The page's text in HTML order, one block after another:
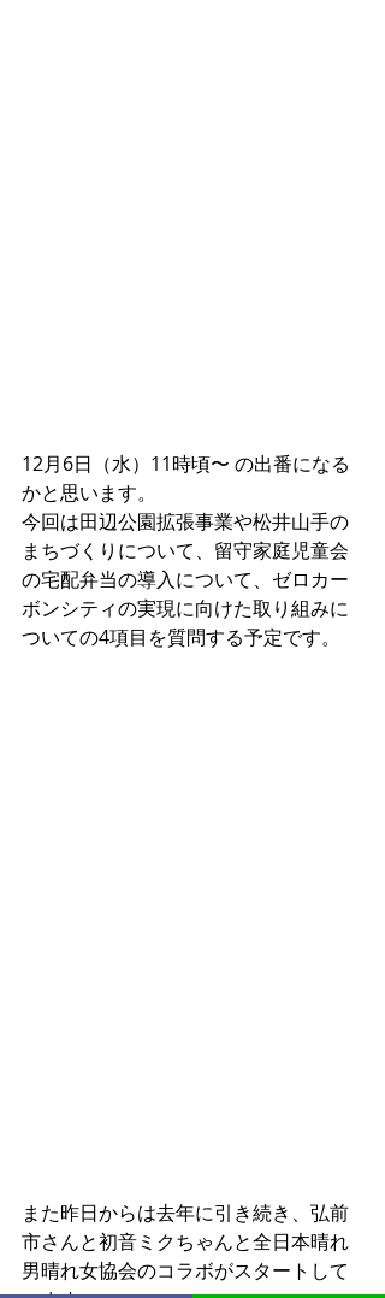
12月6日（水）11時頃〜 の出番になる
かと思います。
今回は田辺公園拡張事業や松井山手の
まちづくりについて、留守家庭児童会
の宅配弁当の導入について、ゼロカー
ボンシティの実現に向けた取り組みに
ついての4項目を質問する予定です。
また昨日からは去年に引き続き、弘前
市さんと初音ミクちゃんと全日本晴れ
男晴れ女協会のコラボがスタートして